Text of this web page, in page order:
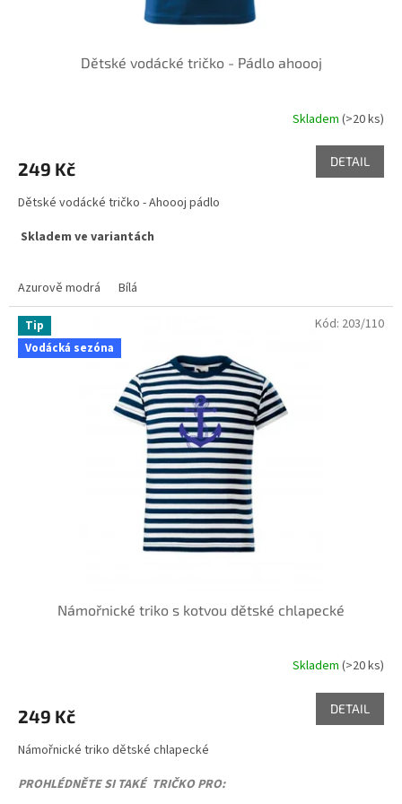
Dětské vodácké tričko - Pádlo ahoooj
Skladem (>20 ks)
249 Kč DETAIL
Dětské vodácké tričko - Ahoooj pádlo
Skladem ve variantách
Azurově modrá Bílá
Tip
Vodácká sezóna
Námořnické triko s kotvou dětské chlapecké
je
z
hvězdiček.
Skladem(>20 ks)
249 Kč DETAIL
Námořnické triko dětské chlapecké
PROHLÉDNĚTE SI TAKÉ TRIČKO PRO:
Kód: 203/110